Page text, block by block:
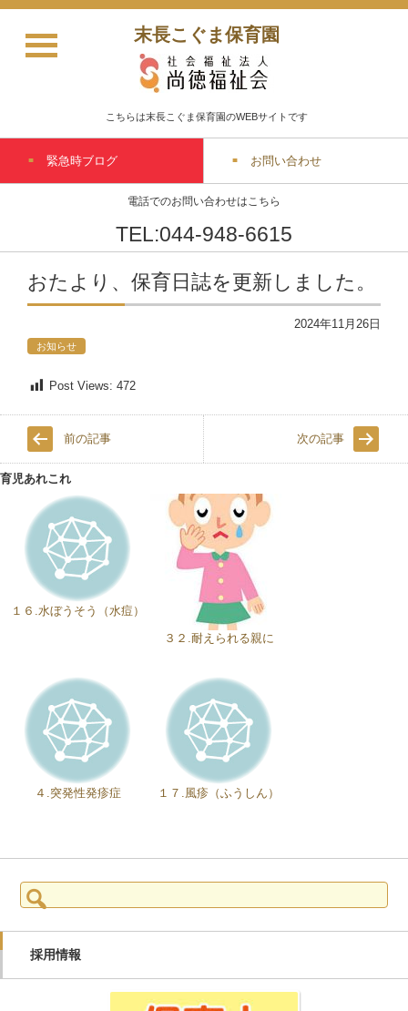
末長こぐま保育園
こちらは末長こぐま保育園のWEBサイトです
緊急時ブログ お問い合わせ
電話でのお問い合わせはこちら
TEL:044-948-6615
おたより、保育日誌を更新しました。
2024年11月26日
お知らせ
Post Views: 472
前の記事 次の記事
育児あれこれ
１６.水ぼうそう（水痘）
３２.耐えられる親に
４.突発性発疹症 １７.風疹（ふうしん）
検
索:
採用情報